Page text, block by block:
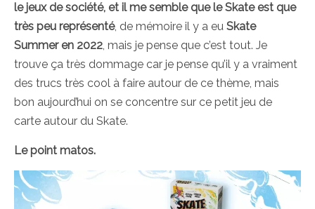
le jeux de société, et il me semble que le Skate est que
très peu représenté, de mémoire il y a eu Skate
Summer en 2022, mais je pense que c’est tout. Je
trouve ça très dommage car je pense qu’il y a vraiment
des trucs très cool à faire autour de ce thème, mais
bon aujourd’hui on se concentre sur ce petit jeu de
carte autour du Skate.
Le point matos.